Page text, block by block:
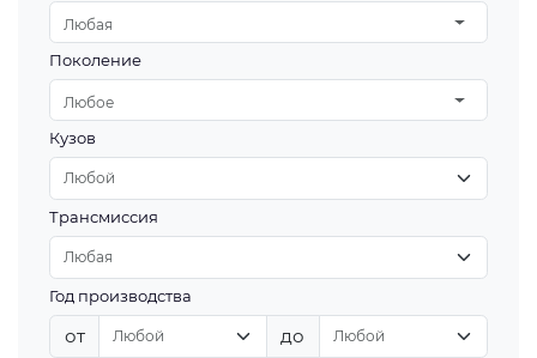
Любая
Поколение
Любое
Кузов
Трансмиссия
Год производства
от до